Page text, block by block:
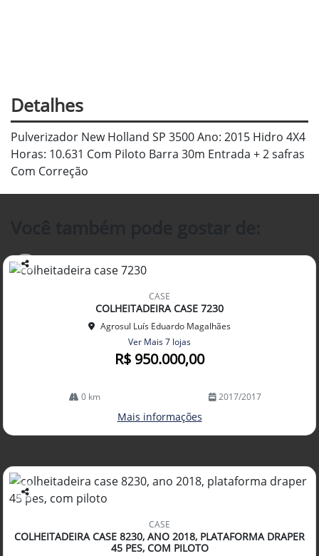
Detalhes
Pulverizador New Holland SP 3500 Ano: 2015 Hidro 4X4
Horas: 10.631 Com Piloto Barra 30m Entrada + 2 safras
Com Correção
Co
CASE
COLHEITADEIRA CASE 7230
Agrosul Luís Eduardo Magalhães
Ver Mais 7 lojas
R$ 950.000,00
0 km 2017/2017
Mais informações
Co
arti
lhe
CASE
COLHEITADEIRA CASE 8230, ANO 2018, PLATAFORMA DRAPER
45 PES, COM PILOTO